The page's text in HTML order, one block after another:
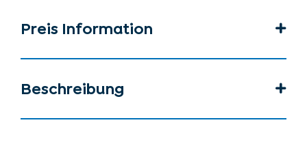
Preis Information
Beschreibung